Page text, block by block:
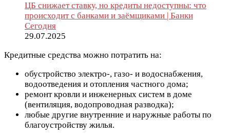
ЦБ снижает ставку, но кредиты недоступны: что
происходит с банками и заёмщиками | Банки
Сегодня
29.07.2025
Кредитные средства можно потратить на:
обустройство электро-, газо- и водоснабжения,
водоотведения и отопления частного дома;
ремонткровли и инженерных систем в доме
(вентиляция, водопроводная разводка);
любые другие внутренние и наружные работы по
благоустройству жилья.